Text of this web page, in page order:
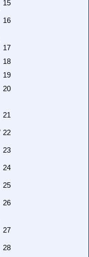
15
16
17
18
19
20
21
22
23
24
25
26
27
28